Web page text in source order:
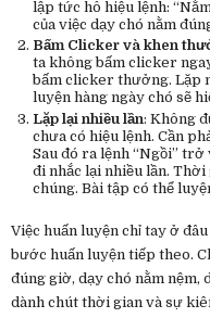
lập tức hô hiệu lệnh:
của việc dạy chó nằm
Bấm Clicker và khen
ta không bấm clicker
bấm clicker thưởng. Lặp
luyện hàng ngày chó sẽ
Lặp lại nhiều lần: Không
chưa có hiệu lệnh. Cần
Sau đó ra lệnh “Ngồi”
đi nhắc lại nhiều lần.
chúng. Bài tập có thể
Việc huấn luyện chỉ tay ở
bước huấn luyện tiếp theo.
đúng giờ, dạy chó nằm nệm,
dành chút thời gian và sự